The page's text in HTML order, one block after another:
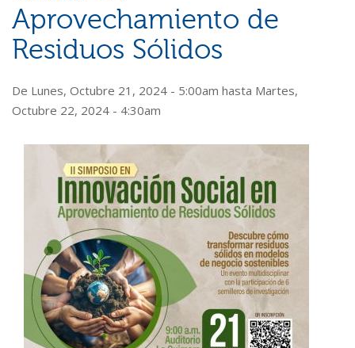
Aprovechamiento de
Residuos Sólidos
De Lunes, Octubre 21, 2024 - 5:00am hasta Martes,
Octubre 22, 2024 - 4:30am